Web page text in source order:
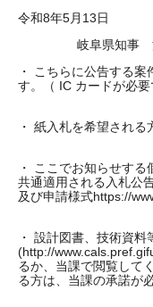
令和8年5月13日
岐阜
・ こちらに公告する
す。（ IC カードが必要
・ 紙入札を希望される
・ ここでお知らせす
共通適用される入札公
及び申請様式https://
・ 設計図書、技術資
(http://
るか、当課で閲覧して
る方は、当課の承諾が